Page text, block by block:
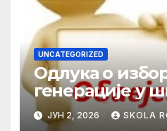
UNCATEGORIZED
Одлука о
генерације у
2025/2026.
ЈУН 2, 2026 SKOLA